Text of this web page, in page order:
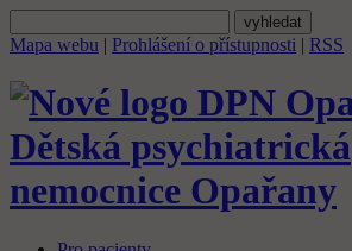
Mapa webu | Prohlášení o přístupnosti | RSS
Dětská psychiatrická
nemocnice Opařany